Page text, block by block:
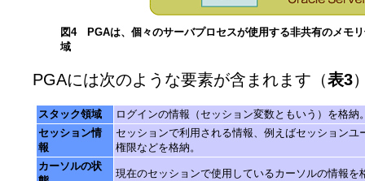
図4 PGAは、個々のサーバプロセスが使用する非共有のメモ
域
PGAには次のような要素が含まれます（表3
スタック領域
ログインの情報（セッション変数ともいう）を格納
セッション情
報
セッションで利用される情報、例えばセッションユ
権限などを格納。
カーソルの状
現在のセッションで使用しているカーソルの情報を